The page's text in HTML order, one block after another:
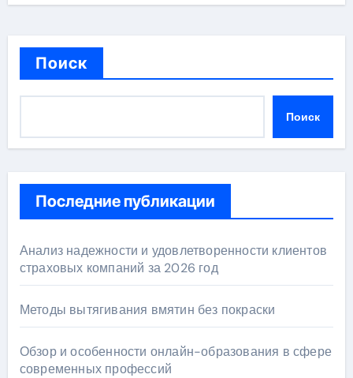
Поиск
Поиск
Последние публикации
Анализ надежности и удовлетворенности клиентов
страховых компаний за 2026 год
Методы вытягивания вмятин без покраски
Обзор и особенности онлайн-образования в сфере
современных профессий